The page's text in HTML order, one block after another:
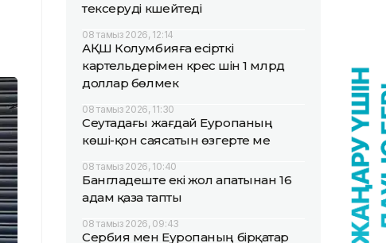
тексеруді күшейтеді
08 тамыз 2026, 12:14
АҚШ Колумбияға есірткі
картельдерімен күрес үшін 1 млрд
доллар бөлмек
08 тамыз 2026, 11:30
Сеутадағы жағдай Еуропаның
көші-қон саясатын өзгерте ме
08 тамыз 2026, 10:40
Бангладеште екі жол апатынан 16
адам қаза тапты
08 тамыз 2026, 09:43
Сербия мен Еуропаның бірқатар